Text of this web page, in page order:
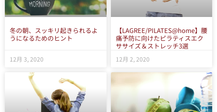
冬の朝、スッキリ起きられるよ
うになるためのヒント
12月 3, 2020
【LAGREE/PILATES@home】腰
痛予防に向けたピラティスエク
ササイズ＆ストレッチ3選
12月 2, 2020